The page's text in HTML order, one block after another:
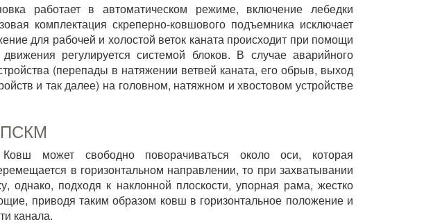
работает в автоматическом режиме, включение лебедки
комплектация скреперно-ковшового подъемника исключает
для рабочей и холостой веток каната происходит при помощи
регулируется системой блоков. В случае аварийного
(перепады в натяжении ветвей каната, его обрыв, выход
и так далее) на головном, натяжном и хвостовом устройстве
ПСКМ
Ковш может свободно поворачиваться около оси, которая
в горизонтальном направлении, то при захватывании
однако, подходя к наклонной плоскости, упорная рама, жестко
приводя таким образом ковш в горизонтальное положение и
канала.